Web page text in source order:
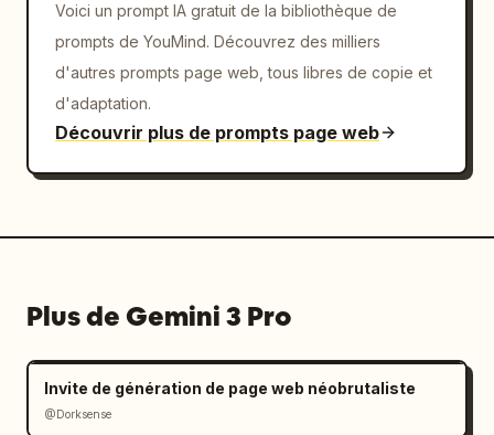
Voici un prompt IA gratuit de la bibliothèque de
prompts de YouMind. Découvrez des milliers
d'autres prompts page web, tous libres de copie et
d'adaptation.
Découvrir plus de prompts page web
Plus de Gemini 3 Pro
Invite de génération de page web néobrutaliste
@Dorksense